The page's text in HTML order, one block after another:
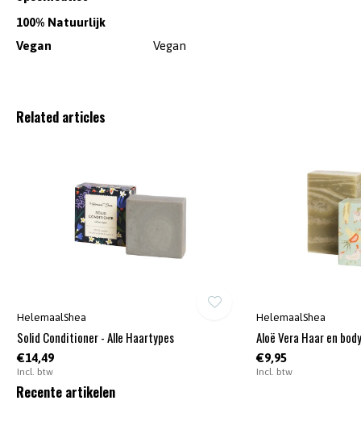
100% Natuurlijk
Vegan
Vegan
Related articles
HelemaalShea
Solid Conditioner - Alle Haartypes
€14,49
Incl. btw
HelemaalShea
Aloë Vera Haar en
€9,95
Incl. btw
Recente artikelen